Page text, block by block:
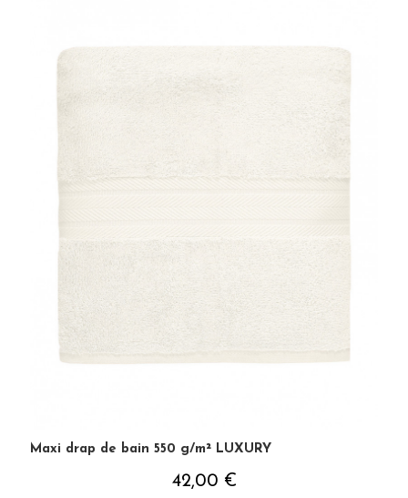
Maxi drap de bain 550 g/m² LUXURY
42,00 €